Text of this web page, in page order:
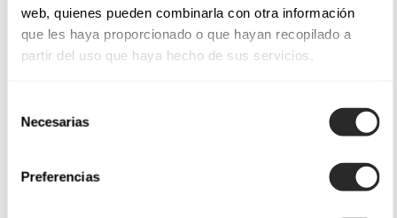
web, quienes pueden combinarla con otra información
que les haya proporcionado o que hayan recopilado a
partir del uso que haya hecho de sus servicios.
Necesarias
Preferencias